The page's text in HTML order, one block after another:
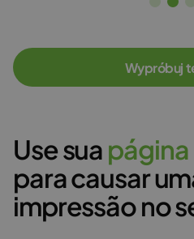
Wypróbuj
Use sua página
para causar
impressão no